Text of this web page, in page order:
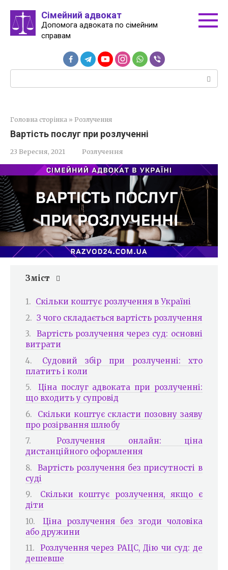
вмісту
Сімейний адвокат
Допомога адвоката по сімейним
справам
Головна сторінка » Розлучення
Вартість послуг при розлученні
23 Вересня, 2021 Розлучення
Зміст
Скільки коштує розлучення в Україні
З чого складається вартість розлучення
Вартість розлучення через суд: основні
витрати
Судовий збір при розлученні: хто
платить і коли
Ціна послуг адвоката при розлученні:
що входить у супровід
Скільки коштує скласти позовну заяву
про розірвання шлюбу
Розлучення онлайн: ціна
дистанційного оформлення
Вартість розлучення без присутності в
суді
Скільки коштує розлучення, якщо є
діти
Ціна розлучення без згоди чоловіка
або дружини
Розлучення через РАЦС, Дію чи суд: де
дешевше